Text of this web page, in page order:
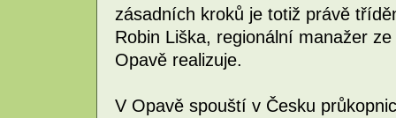
zásadních kroků je totiž právě
Robin Liška, regionální manažer
Opavě realizuje.
V Opavě spouští v Česku